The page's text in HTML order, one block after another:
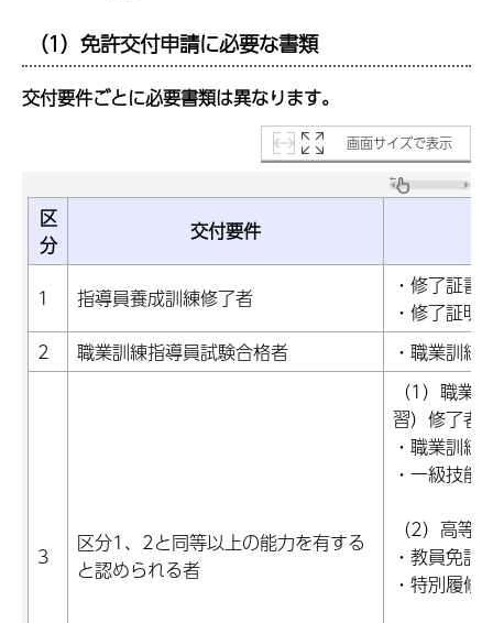
（1）免許交付申請に必要な書類
交付要件ごとに必要書類は異なります。
画面サイズで表示
区
分
交付要件
1 指導員養成訓練修了者
・修了証書
・修了証明
2
職業訓練指導員試験合格者 ・職業訓練
3
区分1、2と同等以上の能力を有する
と認められる者
（1）職業
習）修了者
・職業訓練
・一級技能
（2）高等
・教員免許
・特別履